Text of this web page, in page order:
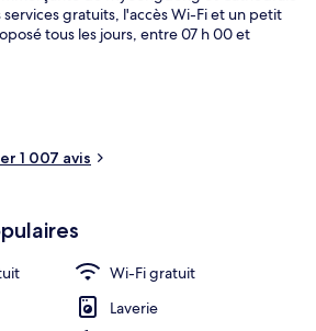
gratuits, l'accès Wi-Fi et un petit
tous les jours, entre 07 h 00 et
minutes à pied. Les autres voyageurs
et la proximité avec de nombreux
se situe à une très courte distance à pied
Myeong-dong se trouve à 5 min et
1 007 avis
Wi-Fi gratuit
Laverie